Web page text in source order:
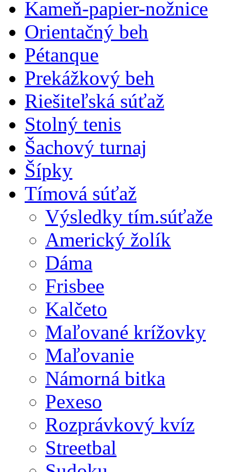
Kameň-papier-nožnice
Orientačný beh
Pétanque
Prekážkový beh
Riešiteľská súťaž
Stolný tenis
Šachový turnaj
Šípky
Tímová súťaž
Výsledky tím.súťaže
Americký žolík
Dáma
Frisbee
Kalčeto
Maľované krížovky
Maľovanie
Námorná bitka
Pexeso
Rozprávkový kvíz
Streetbal